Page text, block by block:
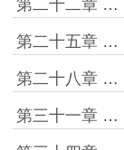
第二十二章 寻找英雄
第二十五章 征询
第二十八章 天降大任于斯人也
第三十一章 这才刚刚开始